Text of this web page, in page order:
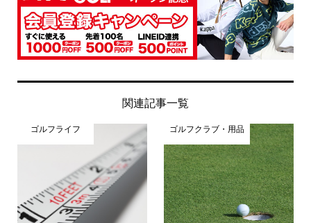
関連記事一覧
ゴルフライフ ゴルフクラブ・用品